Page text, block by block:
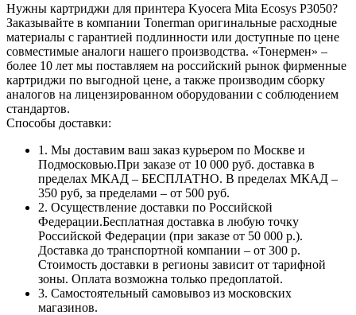
Нужны картриджи для принтера Kyocera Mita Ecosys P3050?
Заказывайте в компании Tonerman оригинальные расходные
материалы с гарантией подлинности или доступные по цене
совместимые аналоги нашего производства. «Тонермен» –
более 10 лет мы поставляем на российский рынок фирменные
картриджи по выгодной цене, а также производим сборку
аналогов на лицензированном оборудовании с соблюдением
стандартов.
Способы доставки:
1. Мы доставим ваш заказ курьером по Москве и
Подмосковью.При заказе от 10 000 руб. доставка в
пределах МКАД – БЕСПЛАТНО. В пределах МКАД –
350 руб, за пределами – от 500 руб.
2. Осуществление доставки по Российской
Федерации.Бесплатная доставка в любую точку
Российской Федерации (при заказе от 50 000 р.).
Доставка до транспортной компании – от 300 р.
Стоимость доставки в регионы зависит от тарифной
зоны. Оплата возможна только предоплатой.
3. Самостоятельный самовывоз из московских
магазинов.